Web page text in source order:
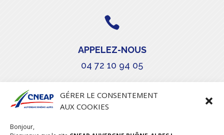
GÉRER LE CONSENTEMENT
AUX COOKIES
Bonjour,

APPELEZ-NOUS
04 72 10 94 05
